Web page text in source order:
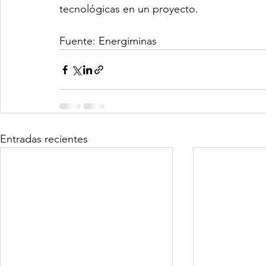
tecnológicas en un proyecto.
Fuente: Energiminas
Entradas recientes